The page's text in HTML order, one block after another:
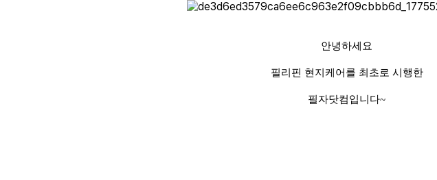
안녕하세요
필리핀 현지케어를 최초로 시행한
필자닷컴입니다~